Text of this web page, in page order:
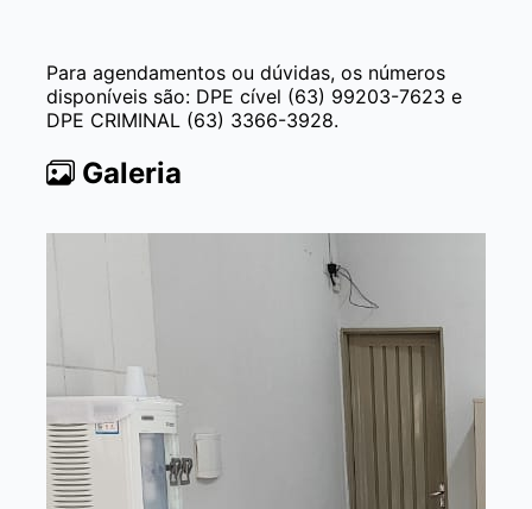
Para agendamentos ou dúvidas, os números
disponíveis são: DPE cível (63) 99203-7623 e
DPE CRIMINAL (63) 3366-3928.
Galeria